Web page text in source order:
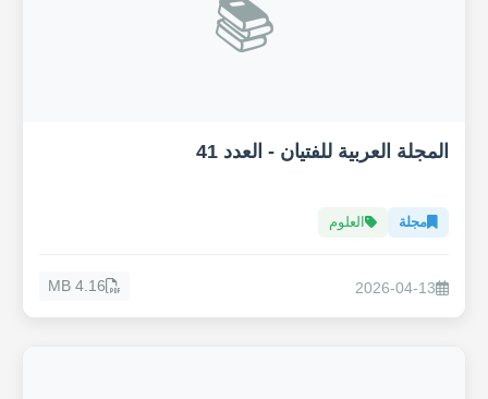
📚
المجلة العربية للفتيان - العدد 41
مجلة العلوم
2026-04-13
4.16 MB